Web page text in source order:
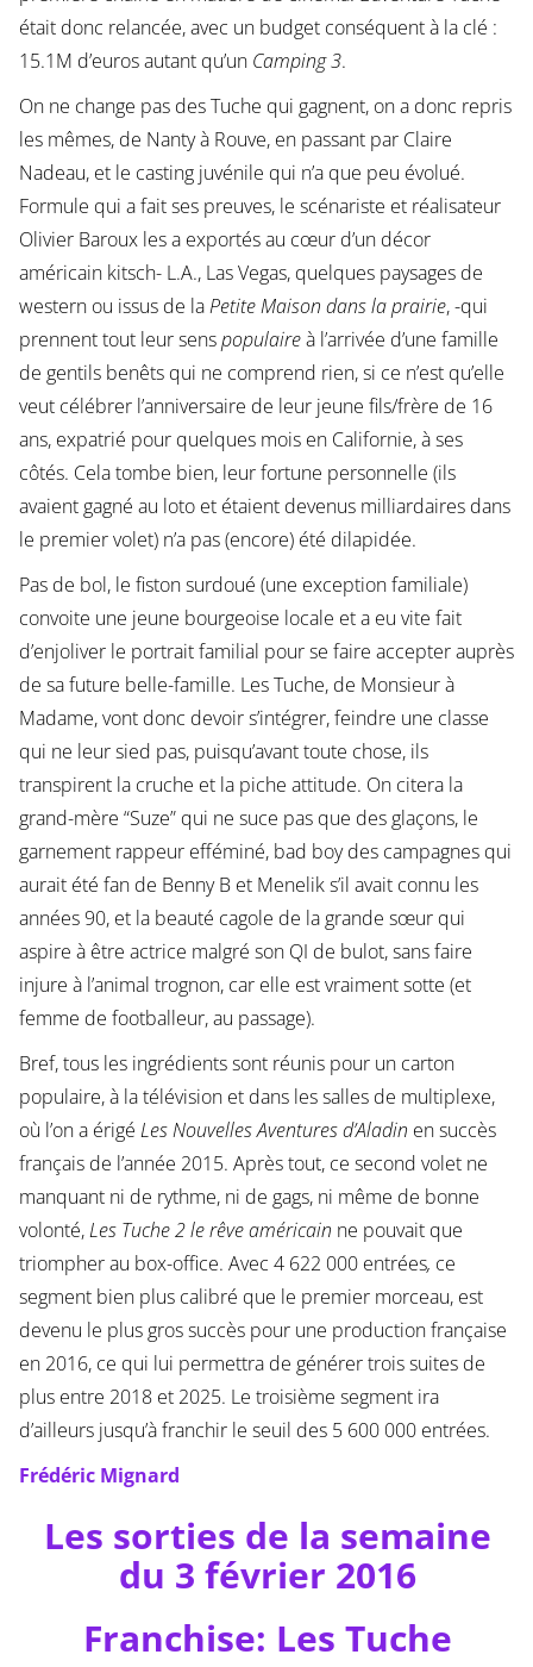
était donc relancée, avec un budget conséquent à la clé :
15.1M d’euros autant qu’un Camping 3.
On ne change pas des Tuche qui gagnent, on a donc repris
les mêmes, de Nanty à Rouve, en passant par Claire
Nadeau, et le casting juvénile qui n’a que peu évolué.
Formule qui a fait ses preuves, le scénariste et réalisateur
Olivier Baroux les a exportés au cœur d’un décor
américain kitsch- L.A., Las Vegas, quelques paysages de
western ou issus de laPetite Maison dans la prairie, -qui
prennent tout leur senspopulaireà l’arrivée d’une famille
de gentils benêts qui ne comprend rien, si ce n’est qu’elle
veut célébrer l’anniversaire de leur jeune fils/frère de 16
ans, expatrié pour quelques mois en Californie, à ses
côtés. Cela tombe bien, leur fortune personnelle (ils
avaient gagné au loto et étaient devenus milliardaires dans
le premier volet) n’a pas (encore) été dilapidée.
Pas de bol, le fiston surdoué (une exception familiale)
convoite une jeune bourgeoise locale et a eu vite fait
d’enjoliver le portrait familial pour se faire accepter auprès
de sa future belle-famille. Les Tuche, de Monsieur à
Madame, vont donc devoir s’intégrer, feindre une classe
qui ne leur sied pas, puisqu’avant toute chose, ils
transpirent la cruche et la piche attitude. On citera la
grand-mère “Suze” qui ne suce pas que des glaçons, le
garnement rappeur efféminé, bad boy des campagnes qui
aurait été fan de Benny B et Menelik s’il avait connu les
années 90, et la beauté cagole de la grande sœur qui
aspire à être actrice malgré son QI de bulot, sans faire
injure à l’animal trognon, car elle est vraiment sotte (et
femme de footballeur, au passage).
Bref, tous les ingrédients sont réunis pour un carton
populaire, à la télévision et dans les salles de multiplexe,
où l’on a érigé Les Nouvelles Aventures d’Aladin en succès
français de l’année 2015. Après tout, ce second volet ne
manquant ni de rythme, ni de gags, ni même de bonne
volonté,Les Tuche 2 le rêve américain ne pouvait que
triompher au box-office. Avec 4 622 000 entrées, ce
segment bien plus calibré que le premier morceau, est
devenu le plus gros succès pour une production française
en 2016, ce qui lui permettra de générer trois suites de
plus entre 2018 et 2025. Le troisième segment ira
d’ailleurs jusqu’à franchir le seuil des 5 600 000 entrées.
Frédéric Mignard
Les sorties de la semaine
du 3 février 2016
Franchise: Les Tuche